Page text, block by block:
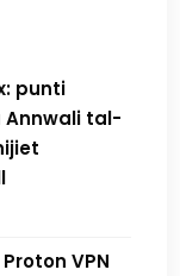
punti
Annwali tal-
VPN